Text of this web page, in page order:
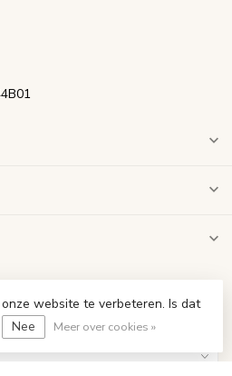
website te verbeteren. Is dat
Nee Meer over cookies »